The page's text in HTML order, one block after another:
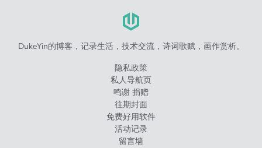
DukeYin的博客，记录生活，技术交流，诗词歌赋，画作赏析。
隐私政策
私人导航页
鸣谢 捐赠
往期封面
免费好用软件
活动记录
留言墙